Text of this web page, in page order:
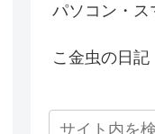
パソコン・ス
こ金虫の日記